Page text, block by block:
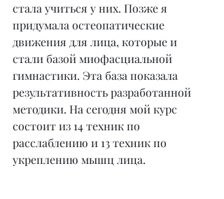
стала учиться у них. Позже я
придумала остеопатические
движения для лица, которые и
стали базой миофасциальной
гимнастики. Эта база показала
результативность разработанной
методики. На сегодня мой курс
состоит из 14 техник по
расслаблению и 13 техник по
укреплению мышц лица.